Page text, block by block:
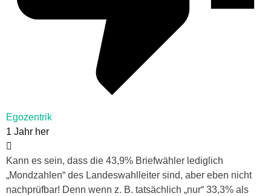
Egozentrik
1 Jahr her
Kann es sein, dass die 43,9% Briefwähler lediglich
„Mondzahlen“ des Landeswahlleiter sind, aber eben nicht
nachprüfbar! Denn wenn z. B. tatsächlich „nur“ 33,3% als